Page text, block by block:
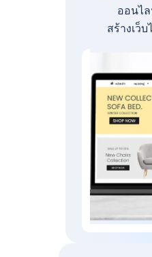
ออนไ
สร้างเว็